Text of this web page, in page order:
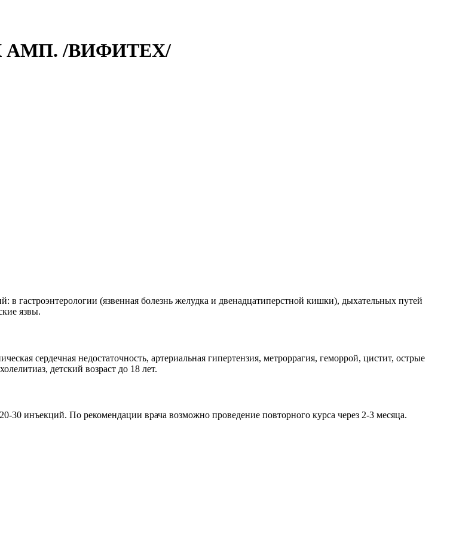
АМП. /ВИФИТЕХ/
в гастроэнтерологии (язвенная болезнь желудка и двенадцатиперстной кишки), дыхательных путей
язвы.
сердечная недостаточность, артериальная гипертензия, метроррагия, геморрой, цистит, острые
детский возраст до 18 лет.
инъекций. По рекомендации врача возможно проведение повторного курса через 2-3 месяца.